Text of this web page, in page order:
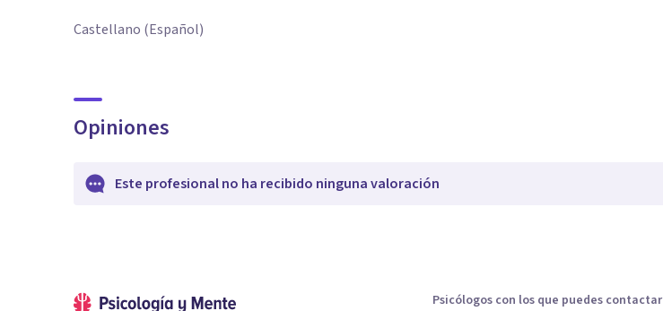
Castellano (Español)
Opiniones
Este profesional no ha recibido ninguna valoración
Psicólogos con los que puedes contactar